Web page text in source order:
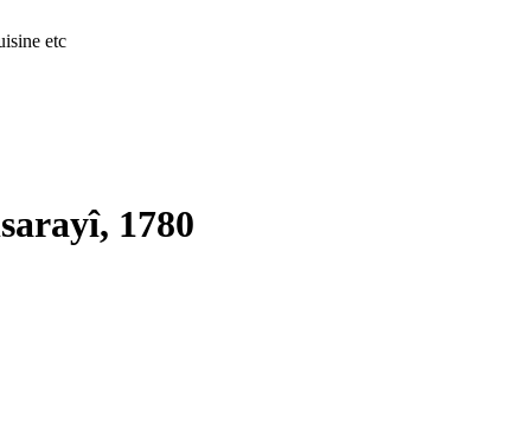
etc
1780